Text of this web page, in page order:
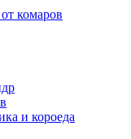
комаров
и короеда